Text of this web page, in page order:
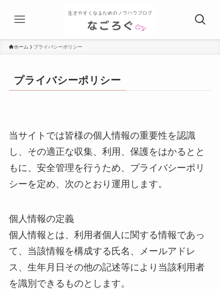
ホーム プライバシーポリシー
プライバシーポリシー
当サイトでは皆様の個人情報の重要性を認識
し、その適正な収集、利用、保護をはかるとと
もに、安全管理を行うため、プライバシーポリ
シーを定め、次のとおり運用します。
個人情報の定義
個人情報とは、利用者個人に関する情報であっ
て、当該情報を構成する氏名、メールアドレ
ス、生年月日その他の記述等により当該利用者
を識別できるものとします。